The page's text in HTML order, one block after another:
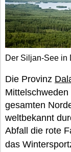
Der Siljan-See in
Die Provinz
gesamten
weltbekannt
Abfall die rote
das